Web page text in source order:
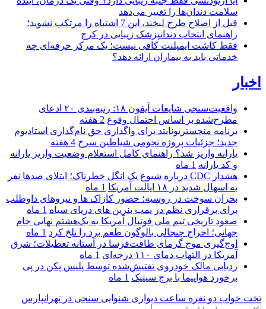
سلامت دندان‌ها را تغییر می‌دهد
قبل از اصلاح طرح لبخند، این 7 اشتباه را مرتکب نشوید؛
راهنمای انتخاب دندانپزشک زیبایی در کرج
فقط کاشت ایمپلنت کافی نیست؛ یک مرکز حرفه‌ای چه
خدماتی باید به بیماران ارائه دهد؟
اخبار
واقعیت‌سنجی شایعات آیفون ۱۸: رتبه‌بندی ۲۰ ادعای
مطرح‌شده بر اساس احتمال وقوع 2 هفته
برنامه منچستریونایتد برای واگذاری حق نام‌گذاری استادیوم
جدید؛ جزئیات پروژه نجومی شیاطین سرخ 4 هفته
یارانه واریز شد؟ راهنمای کامل استعلام وضعیت واریز یارانه
و کد یارانه 1 ماه
هشدار CDC درباره شیوع یک انگل خطرناک؛ ابتلای صدها نفر
به اسهال شدید در ۱۸ ایالت آمریکا
1 ماه
بحران سوخت در روسیه؛ حضور کازاک‌ ها و نیروهای داوطلب
برای برقراری نظم در پمپ بنزین‌ های دریای سیاه 1 ماه
صعود تاریخی تیم ملی فوتبال آمریکا به یک‌هشتم نهایی جام
جهانی؛ اخراج جنجالی بالوگون طعم برد را تلخ کرد 1 ماه
اوج‌گیری موج گرمای طاقت‌فرسا در آستانه تعطیلات؛ شرق
آمریکا در التهاب دمای ۱۱۰ درجه‌ای
1 ماه
ردیابی مالک خودروی تفتیش‌شده توسط پلیس پکن در پی
برخورد هواپیما با برج سیتیک 1 ماه
تخت خواب دو نفره ساعت دیواری شنوایی سنجی در تهرانپارس